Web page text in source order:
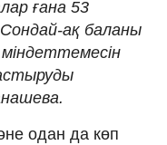
ғана 53
ақ баланы
міндеттемесін
одан да көп